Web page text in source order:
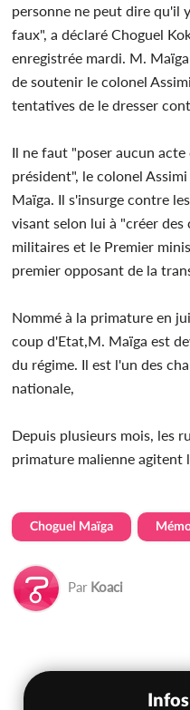
personne ne peut dire qu'il
faux", a déclaré Choguel
enregistrée mardi. M.
de soutenir le colonel
tentatives de le dresser
Il ne faut "poser aucun
président", le colonel
Maïga. Il s'insurge contre
visant selon lui à "créer
militaires et le Premier
premier opposant de la
Nommé à la primature en
coup d'Etat,M. Maïga est
du régime. Il est l'un des
nationale,
Depuis plusieurs mois, les
primature malienne agitent
Choguel Maïga
Par Koaci